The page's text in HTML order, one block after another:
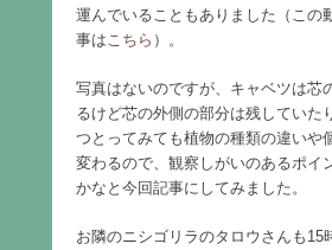
運んでいることもありました（この
事は こちら ）。
写真はないのですが、キャベツは芯
るけど芯の外側の部分は残していた
つとってみても植物の種類の違いや
変わるので、観察しがいのあるポイ
かなと今回記事にしてみました。
お隣のニシゴリラのタロウさんも15